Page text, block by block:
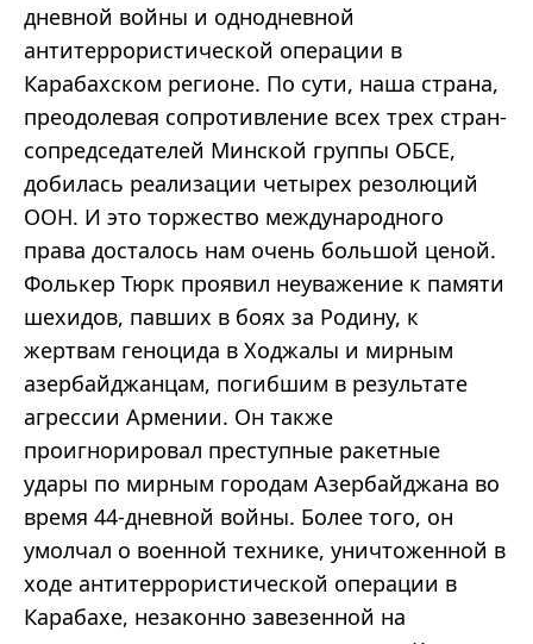
дневной войны и однодневной
антитеррористической операции в
Карабахском регионе. По сути, наша страна,
преодолевая сопротивление всех трех стран-
сопредседателей Минской группы ОБСЕ,
добилась реализации четырех резолюций
ООН. И это торжество международного
права досталось нам очень большой ценой.
Фолькер Тюрк проявил неуважение к памяти
шехидов, павших в боях за Родину, к
жертвам геноцида в Ходжалы и мирным
азербайджанцам, погибшим в результате
агрессии Армении. Он также
проигнорировал преступные ракетные
удары по мирным городам Азербайджана во
время 44-дневной войны. Более того, он
умолчал о военной технике, уничтоженной в
ходе антитеррористической операции в
Карабахе, незаконно завезенной на